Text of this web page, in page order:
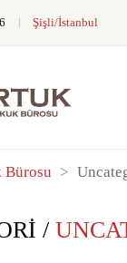
Şişli/İstanbul
>
/